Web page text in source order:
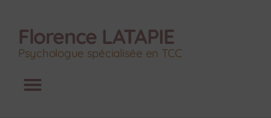
Florence LATAPIE
Psychologue spécialisée en TCC